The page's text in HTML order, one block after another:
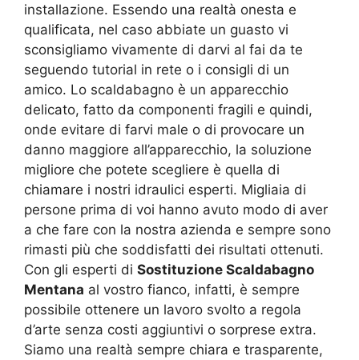
installazione. Essendo una realtà onesta e
qualificata, nel caso abbiate un guasto vi
sconsigliamo vivamente di darvi al fai da te
seguendo tutorial in rete o i consigli di un
amico. Lo scaldabagno è un apparecchio
delicato, fatto da componenti fragili e quindi,
onde evitare di farvi male o di provocare un
danno maggiore all’apparecchio, la soluzione
migliore che potete scegliere è quella di
chiamare i nostri idraulici esperti. Migliaia di
persone prima di voi hanno avuto modo di aver
a che fare con la nostra azienda e sempre sono
rimasti più che soddisfatti dei risultati ottenuti.
Con gli esperti di Sostituzione Scaldabagno
Mentana al vostro fianco, infatti, è sempre
possibile ottenere un lavoro svolto a regola
d’arte senza costi aggiuntivi o sorprese extra.
Siamo una realtà sempre chiara e trasparente,